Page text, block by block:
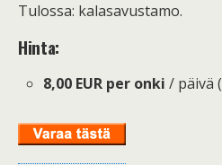
Tulossa: kalasavustamo.
Hinta:
8,00 EUR per onki / päivä